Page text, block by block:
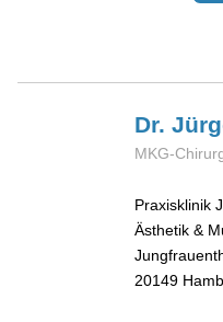
Dr.
MKG-
Praxisklinik
Ästhetik &
20149